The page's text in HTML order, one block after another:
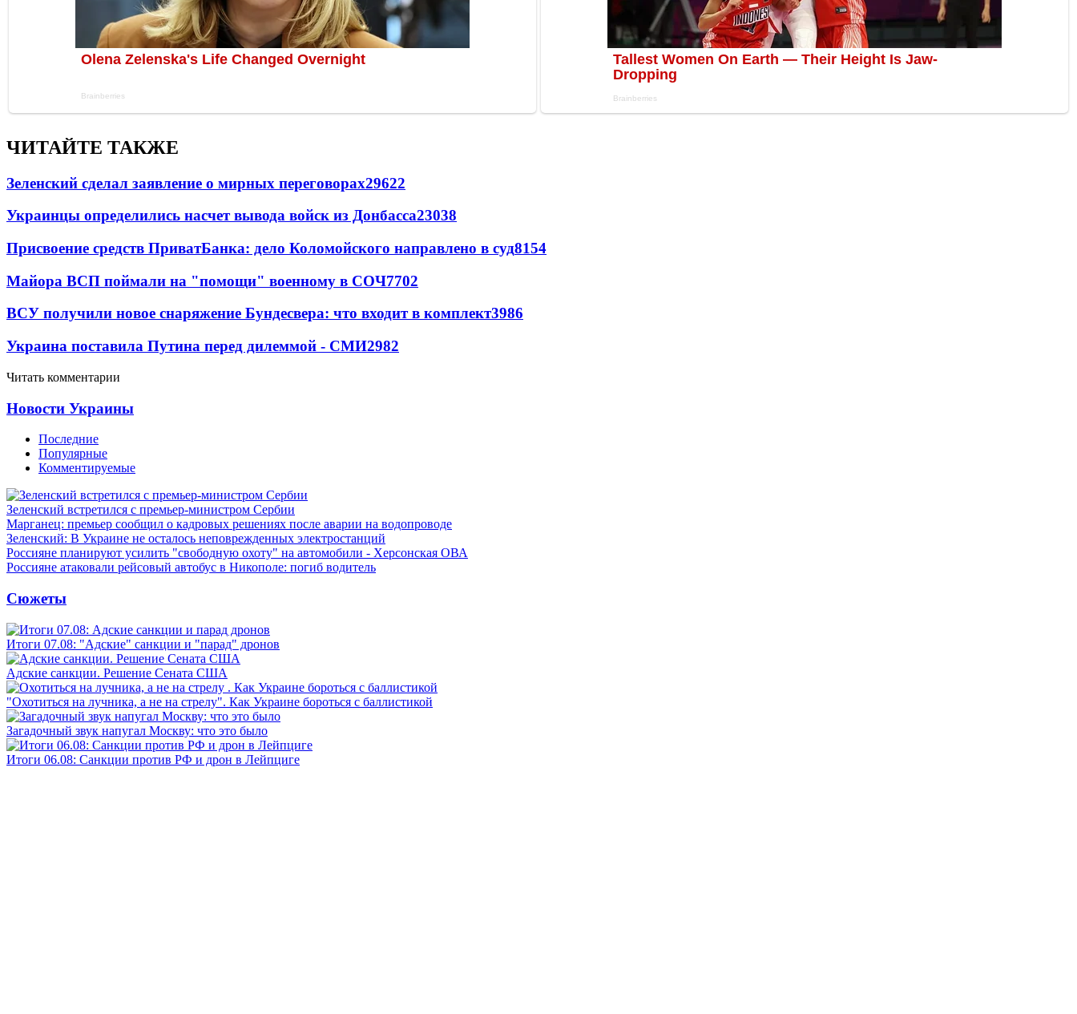
ЧИТАЙТЕ ТАКЖЕ
Зеленский сделал заявление о мирных переговорах29622
Украинцы определились насчет вывода войск из Донбасса23038
Присвоение средств ПриватБанка: дело Коломойского направлено в суд8154
Майора ВСП поймали на "помощи" военному в СОЧ7702
ВСУ получили новое снаряжение Бундесвера: что входит в комплект3986
Украина поставила Путина перед дилеммой - СМИ2982
Читать комментарии
Новости Украины
Последние
Популярные
Комментируемые
Зеленский встретился с премьер-министром Сербии
Марганец: премьер сообщил о кадровых решениях после аварии на водопроводе
Зеленский: В Украине не осталось неповрежденных электростанций
Россияне планируют усилить "свободную охоту" на автомобили - Херсонская ОВА
Россияне атаковали рейсовый автобус в Никополе: погиб водитель
Сюжеты
Итоги 07.08: "Адские" санкции и "парад" дронов
Адские санкции. Решение Сената США
"Охотиться на лучника, а не на стрелу". Как Украине бороться с баллистикой
Загадочный звук напугал Москву: что это было
Итоги 06.08: Санкции против РФ и дрон в Лейпциге